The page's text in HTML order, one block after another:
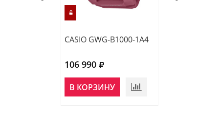
CASIO GWG-B1000-1A4
106 990
В КОРЗИНУ